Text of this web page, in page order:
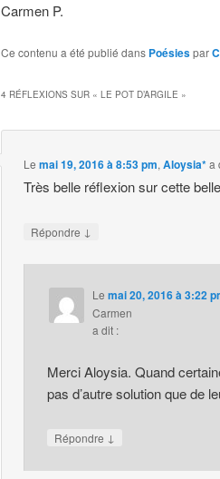
Carmen P.
Ce contenu a été publié dans Poésiespar
4 RÉFLEXIONS SUR « LE POT D’ARGILE »
Lemai 19, 2016 à 8:53 pm,Aloysia*a
Très belle réflexion sur cette
Répondre ↓
Le mai 20, 2016 à 3:22
Carmen
a dit :
Merci Aloysia. Quand
pas d’autre solution que de
Répondre ↓